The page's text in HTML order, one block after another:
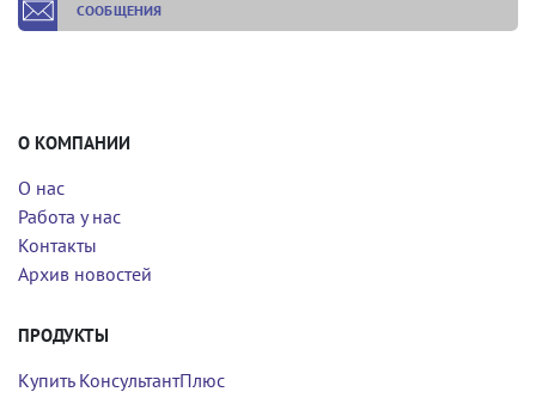
СООБЩЕНИЯ
О КОМПАНИИ
О нас
Работа у нас
Контакты
Архив новостей
ПРОДУКТЫ
Купить КонсультантПлюс